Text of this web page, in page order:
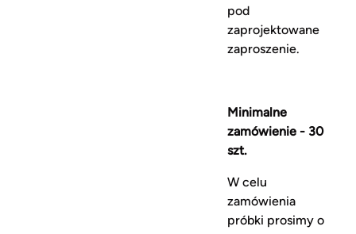
pod
zaprojektowane
zaproszenie.
Minimalne
zamówienie - 30
szt.
W celu
zamówienia
próbki prosimy o